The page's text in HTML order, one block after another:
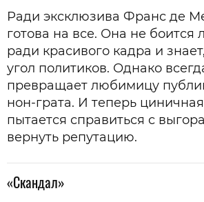
Ради эксклюзива Франс де
готова на все. Она не боится
ради красивого кадра и
угол политиков. Однако
превращает любимицу
нон-грата. И теперь
пытается справиться с
вернуть репутацию.
«Скандал»